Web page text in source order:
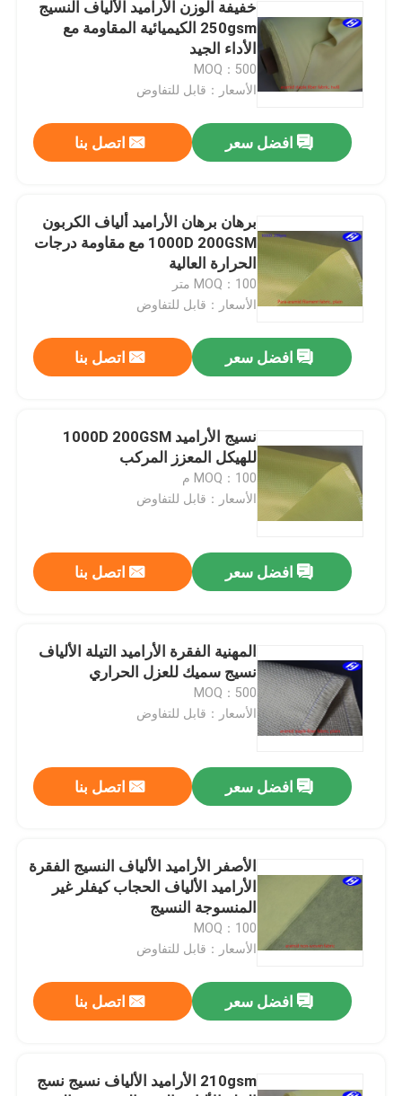
المنتجات
أشرطة فيديو
حول بنا
ضبط الجودة
اتصل بنا
أخبار
نسيج الكربون أراميد
نسيج ألياف الكربون
نسيج ألياف الأراميد
النسيج والجلود من مادة البولي يوريثين
مكافحة ساكنة النسيج
مادة الكربون المركبة
خفيفة الوزن الأراميد الألياف النسيج
250gsm الكيميائية المقاومة مع
الأداء الجيد
MOQ：500
الأسعار：قابل للتفاوض
افضل سعر اتصل بنا
برهان برهان الأراميد ألياف الكربون
1000D 200GSM مع مقاومة درجات
الحرارة العالية
MOQ：100 متر
الأسعار：قابل للتفاوض
افضل سعر اتصل بنا
نسيج الأراميد 1000D 200GSM
للهيكل المعزز المركب
MOQ：100 م
الأسعار：قابل للتفاوض
افضل سعر اتصل بنا
المهنية الفقرة الأراميد التيلة الألياف
نسيج سميك للعزل الحراري
MOQ：500
الأسعار：قابل للتفاوض
افضل سعر اتصل بنا
الأصفر الأراميد الألياف النسيج الفقرة
الأراميد الألياف الحجاب كيفلر غير
المنسوجة النسيج
MOQ：100
الأسعار：قابل للتفاوض
افضل سعر اتصل بنا
210gsm الأراميد الألياف نسيج نسج